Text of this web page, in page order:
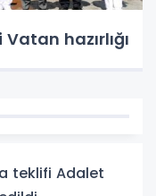
Vatan hazırlığı
teklifi Adalet